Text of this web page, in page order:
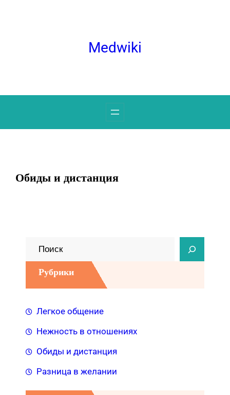
Medwiki
Обиды и дистанция
о
с
Рубрики
Легкое общение
Нежность в отношениях
Обиды и дистанция
Разница в желании